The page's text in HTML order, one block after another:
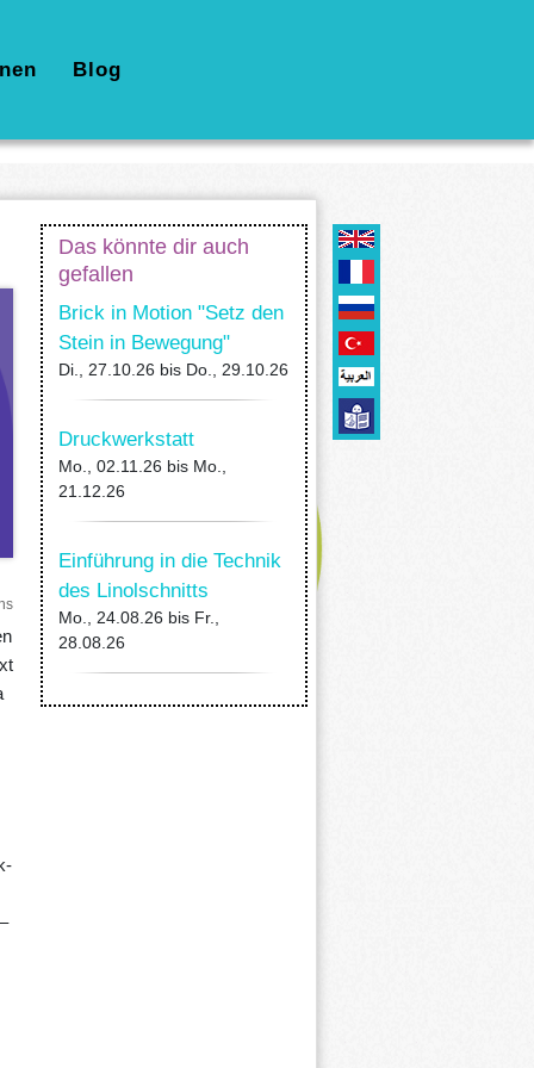
Blog
Das könnte dir auch
gefallen
Brick in Motion "Setz den
Stein in Bewegung"
Di., 27.10.26 bis Do., 29.10.26
Druckwerkstatt
Mo., 02.11.26 bis Mo.,
21.12.26
Einführung in die Technik
des Linolschnitts
Mo., 24.08.26 bis Fr.,
28.08.26